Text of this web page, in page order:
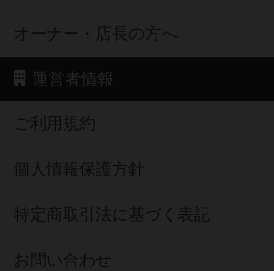
オーナー・店長の方へ
運営者情報
ご利用規約
個人情報保護方針
特定商取引法に基づく表記
お問い合わせ